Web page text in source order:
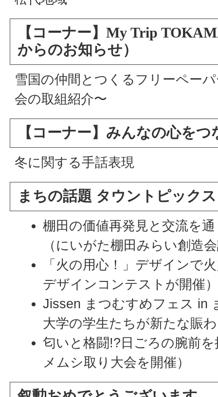
【コーナー】My Trip
からのお知らせ）
雪国の仲間とつくるフリーペー
会の取組紹介〜
【コーナー】みんなの心をつ
冬に関する手話表現
まちの話題 タウントピックス
棚田の価値再発見と交流を
（にいがた棚田みらい創造
「火の用心！」デザインで
デザインコンテストが開催
Jissen まつむすめフェス in
大学の学生たちが新たな賑
匂いと格闘!?日ごろの腕前
メムシ取り大会を開催）